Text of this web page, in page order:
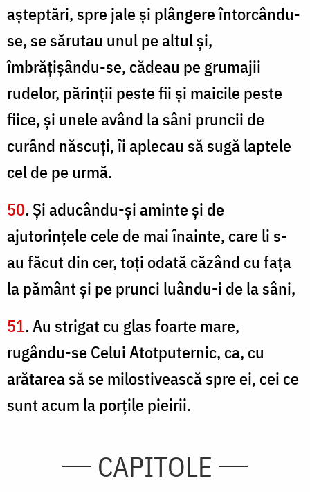
aşteptări, spre jale şi plângere întorcându-
se, se sărutau unul pe altul şi,
îmbrăţişându-se, cădeau pe grumajii
rudelor, părinţii peste fii şi maicile peste
fiice, şi unele având la sâni pruncii de
curând născuţi, îi aplecau să sugă laptele
cel de pe urmă.
50. Şi aducându-şi aminte şi de
ajutorinţele cele de mai înainte, care li s-
au făcut din cer, toţi odată căzând cu faţa
la pământ şi pe prunci luându-i de la sâni,
51. Au strigat cu glas foarte mare,
rugându-se Celui Atotputernic, ca, cu
arătarea să se milostivească spre ei, cei ce
sunt acum la porţile pieirii.
CAPITOLE